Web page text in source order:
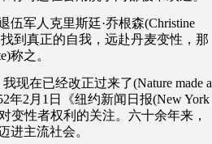
伍军人克里斯廷·乔根森(Christine
到真正的自我，远赴丹麦变性，那
称之。
现在已经改正过来了(Nature made a
年2 月 1 日《纽约新闻日报(New York
变性者权利的关注。六十余年来，
进主流社会。